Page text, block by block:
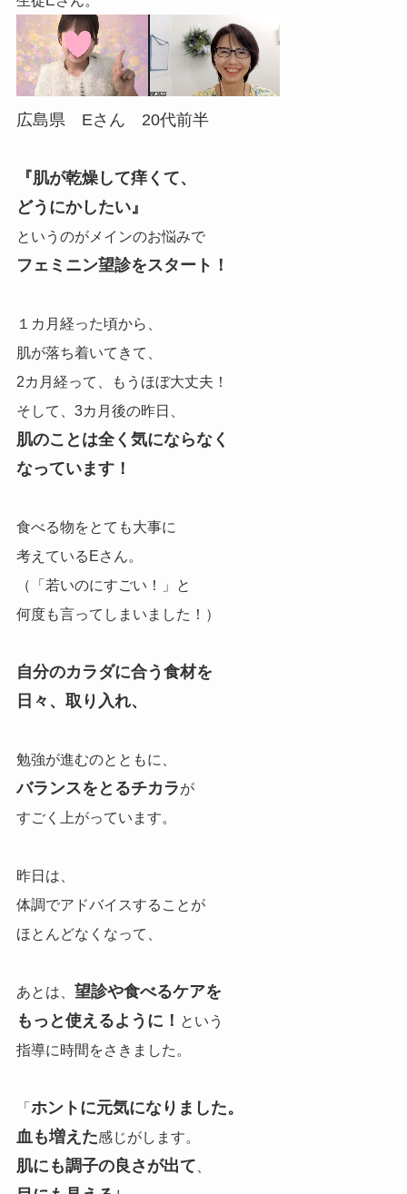
広島県 Eさん 20代前半
『肌が乾燥して痒くて、
どうにかしたい』
というのがメインのお悩みで
フェミニン望診をスタート！
１カ月経った頃から、
肌が落ち着いてきて、
2カ月経って、もうほぼ大丈夫！
そして、3カ月後の昨日、
肌のことは全く気にならなく
なっています！
食べる物をとても大事に
考えているEさん。
（「若いのにすごい！」と
何度も言ってしまいました！）
自分のカラダに合う食材を
日々、取り入れ、
勉強が進むのとともに、
バランスをとるチカラが
すごく上がっています。
昨日は、
体調でアドバイスすることが
ほとんどなくなって、
あとは、 望診や食べるケアを
もっと使えるように！ という
指導に時間をさきました。
「 ホントに元気になりました。
血も増えた感じがします。
肌にも調子の良さが出て